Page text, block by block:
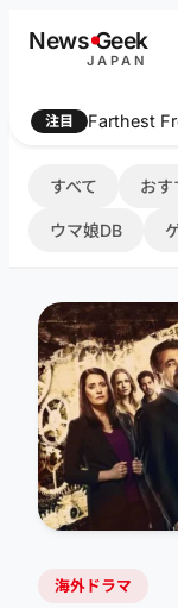
NewsGeek
JAPAN
注目 Farthest
すべて おす
ウマ娘DB
海外ドラマ